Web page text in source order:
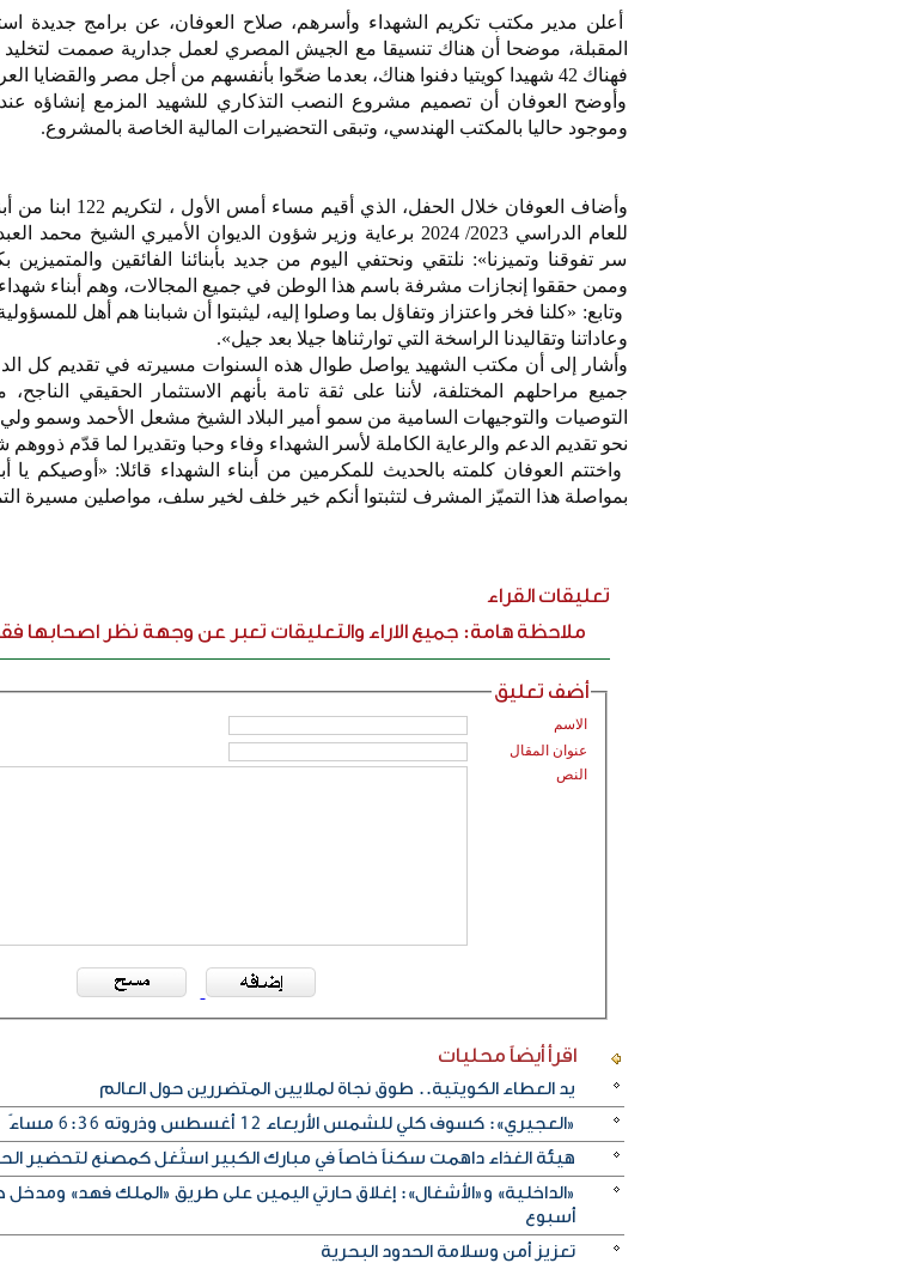
أعلن مدير مكتب تكريم الشهداء وأسرهم، صلاح العوفان، عن برامج جديدة
المقبلة، موضحا أن هناك تنسيقا مع الجيش المصري لعمل جدارية صممت
فهناك 42 شهيدا كويتيا دفنوا هناك، بعدما ضحّوا بأنفسهم من أجل مصر والقضايا العربية.
وأوضح العوفان أن تصميم مشروع النصب التذكاري للشهيد المزمع إنشاؤه عند
وموجود حاليا بالمكتب الهندسي، وتبقى التحضيرات المالية الخاصة بالمشروع.
وأضاف العوفان خلال
للعام الدراسي 2023/ 2024 برعاية وزير شؤون الديوان الأميري الشيخ
سر تفوقنا وتميزنا»: نلتقي ونحتفي اليوم من جديد بأبنائنا الفائقين
وممن حققوا إنجازات مشرفة باسم هذا الوطن في جميع المجالات، وهم أبناء شهداء
وتابع: «كلنا فخر واعتزاز وتفاؤل بما وصلوا إليه، ليثبتوا أن شبابنا هم أهل
وعاداتنا وتقاليدنا الراسخة التي توارثناها جيلا بعد جيل».
وأشار إلى أن مكتب الشهيد يواصل طوال هذه السنوات مسيرته في تقديم كل
جميع مراحلهم المختلفة، لأننا على ثقة تامة بأنهم الاستثمار الحقيقي
التوصيات والتوجيهات السامية من سمو أمير البلاد الشيخ مشعل الأحمد وسمو ولي
نحو تقديم الدعم والرعاية الكاملة لأسر الشهداء وفاء وحبا وتقديرا لما قدّم
واختتم العوفان كلمته بالحديث للمكرمين من أبناء الشهداء قائلا: «أوصيكم يا
بمواصلة هذا التميّز المشرف لتثبتوا أنكم خير خلف لخير سلف، مواصلين مسيرة
تعليقات القراء
ملاحظة هامة: جميع الاراء والتعليقات تعبر عن وجهة نظر اصحابها
أضف تعليق
الاسم
عنوان المقال
النص
اقرأ أيضاً محليات
يد العطاء الكويتية.. طوق نجاة لملايين المتضررين حول العالم
«العجيري»: كسوف كلي للشمس الأربعاء 12 أغسطس وذروته 6:36 مساءً
هيئة الغذاء داهمت سكناً خاصاً في مبارك الكبير استُغل كمصنع لتحضير
«الداخلية» و«الأشغال»: إغلاق حارتي اليمين على طريق «الملك فهد» ومدخل
أسبوع
تعزيز أمن وسلامة الحدود البحرية